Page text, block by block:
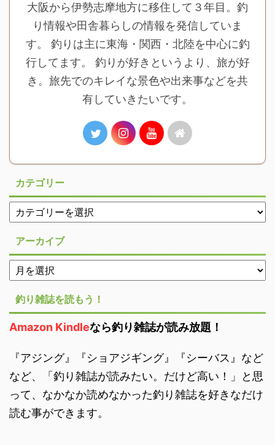
大阪から伊勢志摩地方に移住して３年目。釣
り情報や田舎暮らしの情報を発信していま
す。 釣りは主に東海・関西・北陸を中心に釣
行してます。 釣りが好きというより、旅が好
き。旅先でのキレイな景色や出来事などを共
有していきたいです。
カテゴリー
アーカイブ
釣り雑誌を読もう！
Amazon Kindleなら釣り雑誌が読み放題！
『アジング』『ショアジギング』『シーバス』など
など、「釣り雑誌が読みたい。だけど高い！」と思
って、なかなか読めなかった釣り雑誌を好きなだけ
読む事ができます。